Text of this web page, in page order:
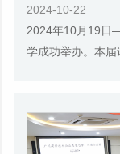
2024-10-22
2024年10月19日
学成功举办。本届